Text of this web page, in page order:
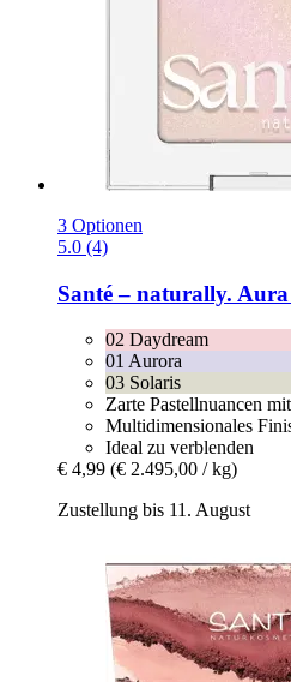
3 Optionen
5.0 (4)
Santé – naturally. Aura
02 Daydream
01 Aurora
03 Solaris
Zarte Pastellnuancen
Multidimensionales
Ideal zu verblenden
€ 4,99 (€ 2.495,00 / kg)
Zustellung bis 11. August